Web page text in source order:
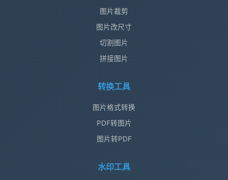
图片裁剪
图片改尺寸
切割图片
拼接图片
转换工具
图片格式转换
PDF转图片
图片转PDF
水印工具